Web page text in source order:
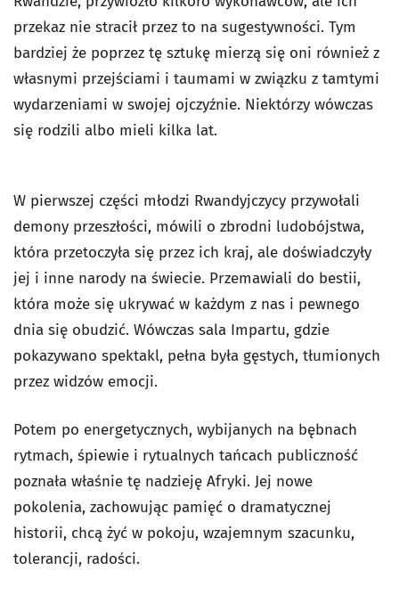
przekaz nie stracił przez to na sugestywności. Tym
bardziej że poprzez tę sztukę mierzą się oni również z
własnymi przejściami i taumami w związku z tamtymi
wydarzeniami w swojej ojczyźnie. Niektórzy wówczas
się rodzili albo mieli kilka lat.
W pierwszej części młodzi Rwandyjczycy przywołali
demony przeszłości, mówili o zbrodni ludobójstwa,
która przetoczyła się przez ich kraj, ale doświadczyły
jej i inne narody na świecie. Przemawiali do bestii,
która może się ukrywać w każdym z nas i pewnego
dnia się obudzić. Wówczas sala Impartu, gdzie
pokazywano spektakl, pełna była gęstych, tłumionych
przez widzów emocji.
Potem po energetycznych, wybijanych na bębnach
rytmach, śpiewie i rytualnych tańcach publiczność
poznała właśnie tę nadzieję Afryki. Jej nowe
pokolenia, zachowując pamięć o dramatycznej
historii, chcą żyć w pokoju, wzajemnym szacunku,
tolerancji, radości.